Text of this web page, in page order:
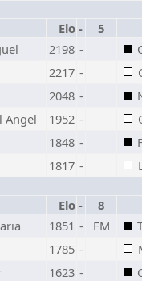
Elo -
5
2198 -
2217 -
2048 -
Angel 1952 -
1848 -
1817 -
Elo -
8
1851 - FM
1785 -
1623 -